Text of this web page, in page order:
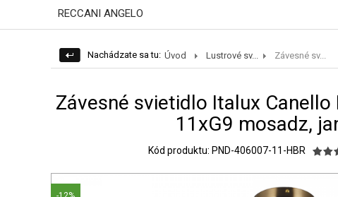
RECCANI ANGELO
Nachádzate sa tu: Úvod Lustrové sv... Závesné sv...
Závesné svietidlo Italux Canello
11xG9 mosadz,
Kód produktu: PND-406007-11-HBR